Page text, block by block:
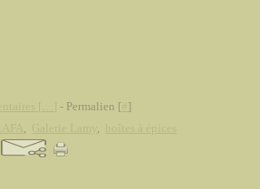
- Permalien [ ]
, ,